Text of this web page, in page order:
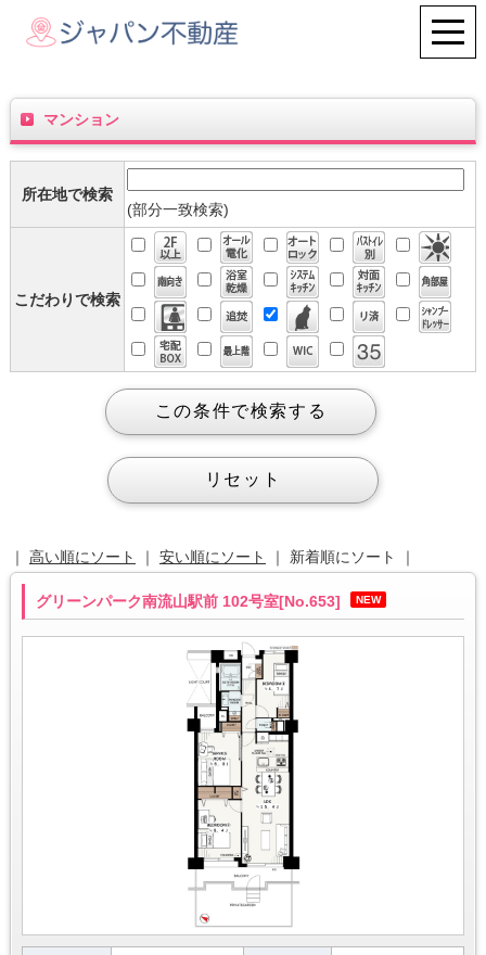
マンション
所在地で検索
(部分一致検索)
こだわりで検索
｜ 高い順にソート ｜ 安い順にソート ｜ 新着順にソート ｜
グリーンパーク南流山駅前 102号室[No.653] NEW